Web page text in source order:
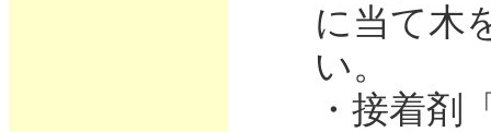
に当て木
い。
・接着剤